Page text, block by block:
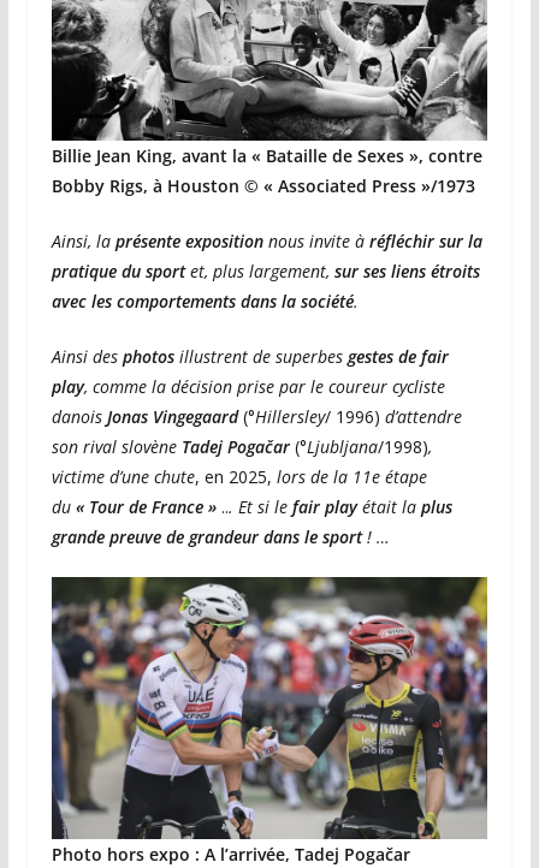
Billie Jean King, avant la « Bataille de Sexes », contre
Bobby Rigs, à Houston © « Associated Press »/1973
Ainsi, la présente exposition nous invite à réfléchir sur la
pratique du sportet, plus largement, sur ses liens étroits
avec les comportements dans la société.
Ainsi des photosillustrent de superbes gestes de fair
play, comme la décision prise par le coureur cycliste
danois Jonas Vingegaard (°Hillersley/ 1996) d’attendre
son rival slovène Tadej Pogačar(°Ljubljana/1998),
victime d’une chute, en 2025, lors de la 11e étape
du « Tour de France »... Et si lefair playétait laplus
grande preuve de grandeur dans le sport! …
Photo hors expo : A l’arrivée, Tadej Pogačar